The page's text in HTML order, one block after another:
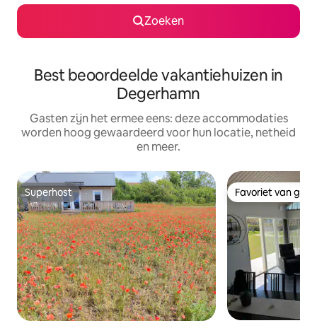
Zoeken
Best beoordeelde vakantiehuizen in
Degerhamn
Gasten zijn het ermee eens: deze accommodaties
worden hoog gewaardeerd voor hun locatie, netheid
en meer.
Superhost
Superhost Favoriet van
Favoriet van